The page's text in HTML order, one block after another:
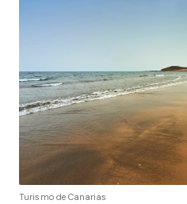
Turismo de Canarias